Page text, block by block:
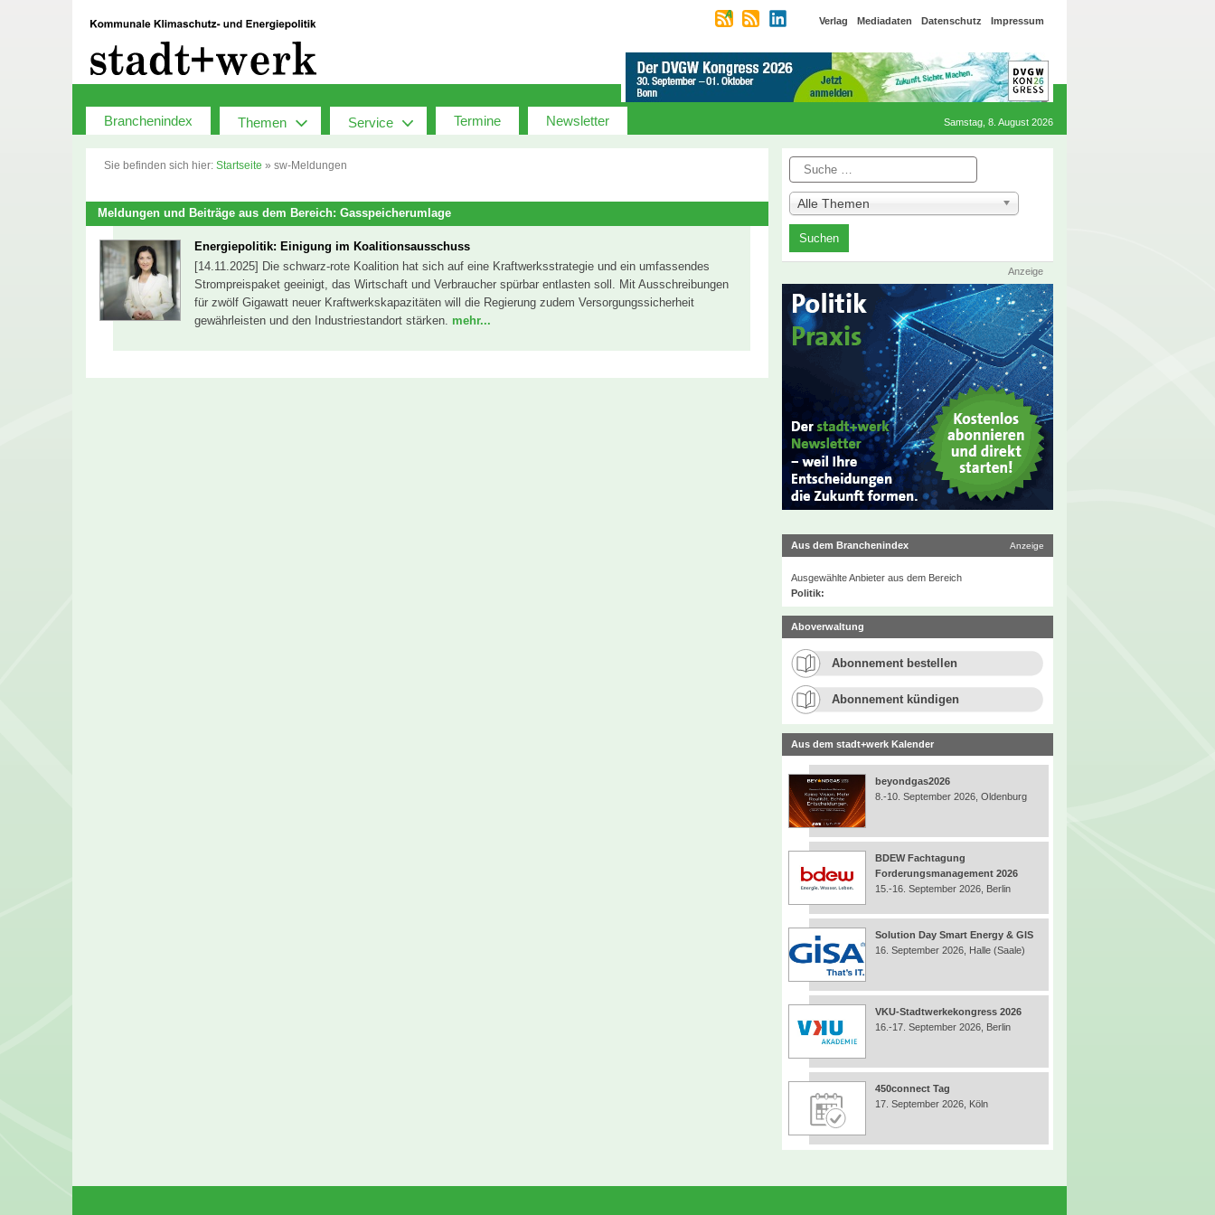
Verlag Mediadaten Datenschutz Impressum
Branchenindex Themen Service Termine Newsletter Samstag, 8. August 2026
Sie befinden sich hier: Startseite » sw-Meldungen
Meldungen und Beiträge aus dem Bereich: Gasspeicherumlage
Energiepolitik: Einigung im Koalitionsausschuss
[14.11.2025] Die schwarz-rote Koalition hat sich auf eine Kraftwerksstrategie und ein umfassendes
Strompreispaket geeinigt, das Wirtschaft und Verbraucher spürbar entlasten soll. Mit Ausschreibungen
für zwölf Gigawatt neuer Kraftwerkskapazitäten will die Regierung zudem Versorgungssicherheit
gewährleisten und den Industriestandort stärken. mehr...
Suche
Alle Themen
Anzeige
Aus dem Branchenindex Anzeige
Ausgewählte Anbieter aus dem Bereich
Politik:
Aboverwaltung
Abonnement bestellen
Abonnement kündigen
Aus dem stadt+werk Kalender
beyondgas2026
8.-10. September 2026, Oldenburg
BDEW Fachtagung
Forderungsmanagement 2026
15.-16. September 2026, Berlin
Solution Day Smart Energy & GIS
16. September 2026, Halle (Saale)
VKU-Stadtwerkekongress 2026
16.-17. September 2026, Berlin
450connect Tag
17. September 2026, Köln